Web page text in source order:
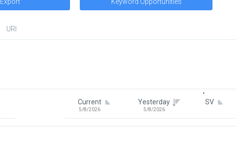
URl
Current
5/8/2026
Yesterday
5/8/2026
SV